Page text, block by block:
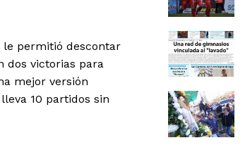
permitió descontar
dos victorias para
mejor versión
10 partidos sin